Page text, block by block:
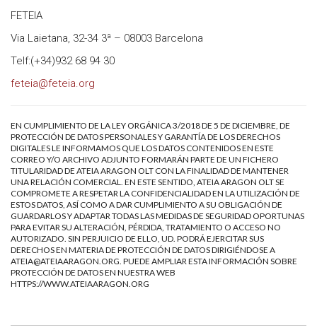
FETEIA
Via Laietana, 32-34 3ª – 08003 Barcelona
Telf:(+34)932 68 94 30
feteia@feteia.org
EN CUMPLIMIENTO DE LA LEY ORGÁNICA 3/2018 DE 5 DE DICIEMBRE, DE
PROTECCIÓN DE DATOS PERSONALES Y GARANTÍA DE LOS DERECHOS
DIGITALES LE INFORMAMOS QUE LOS DATOS CONTENIDOS EN ESTE
CORREO Y/O ARCHIVO ADJUNTO FORMARÁN PARTE DE UN FICHERO
TITULARIDAD DE ATEIA ARAGON OLT CON LA FINALIDAD DE MANTENER
UNA RELACIÓN COMERCIAL. EN ESTE SENTIDO, ATEIA ARAGON OLT SE
COMPROMETE A RESPETAR LA CONFIDENCIALIDAD EN LA UTILIZACIÓN DE
ESTOS DATOS, ASÍ COMO A DAR CUMPLIMIENTO A SU OBLIGACIÓN DE
GUARDARLOS Y ADAPTAR TODAS LAS MEDIDAS DE SEGURIDAD OPORTUNAS
PARA EVITAR SU ALTERACIÓN, PÉRDIDA, TRATAMIENTO O ACCESO NO
AUTORIZADO. SIN PERJUICIO DE ELLO, UD. PODRÁ EJERCITAR SUS
DERECHOS EN MATERIA DE PROTECCIÓN DE DATOS DIRIGIÉNDOSE A
ATEIA@ATEIAARAGON.ORG . PUEDE AMPLIAR ESTA INFORMACIÓN SOBRE
PROTECCIÓN DE DATOS EN NUESTRA WEB
HTTPS://WWW.ATEIAARAGON.ORG